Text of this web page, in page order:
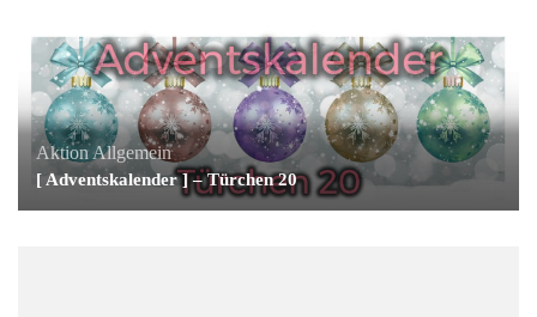
AktionAllgemein
[ Adventskalender ] – Türchen 20